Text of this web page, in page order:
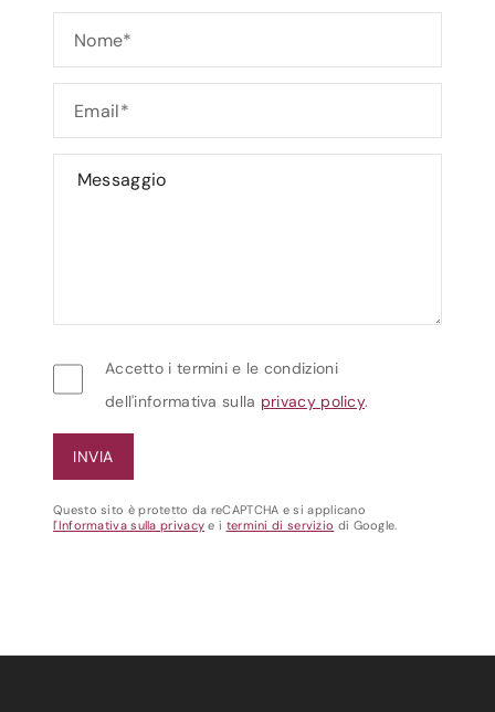
Accetto i termini e le condizioni
dell'informativa sulla privacy policy.
Questo sito è protetto da reCAPTCHA e si applicano
l'Informativa sulla privacy e i termini di servizio di Google.